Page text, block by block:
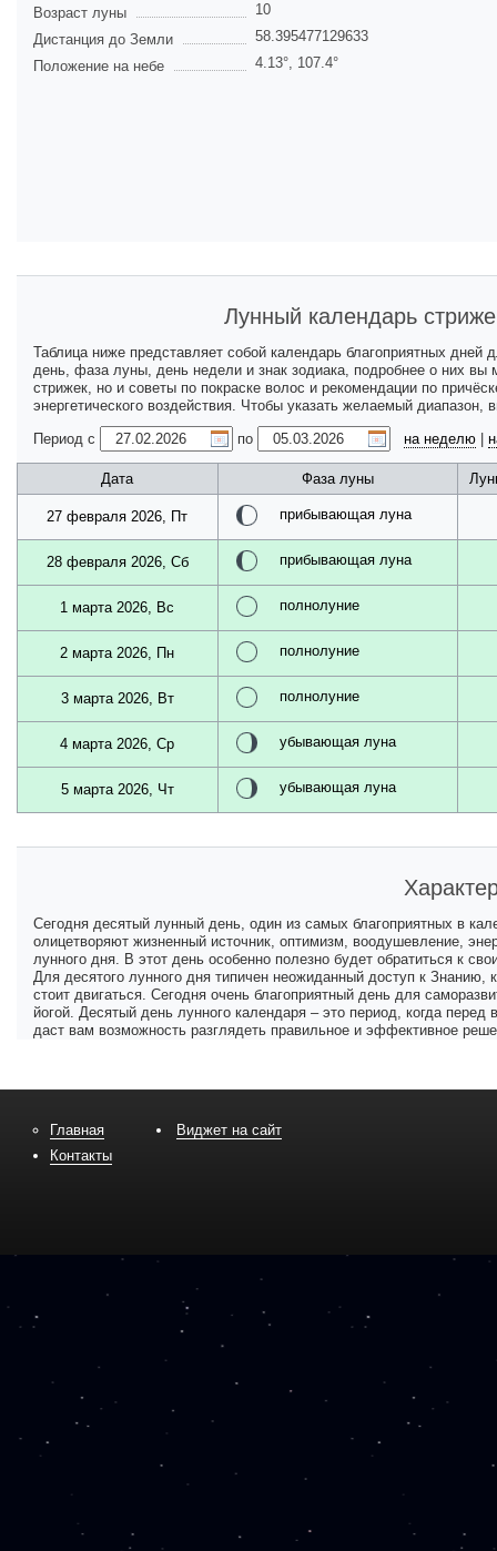
Возраст луны
10
Дистанция до Земли
58.395477129633
Положение на небе
4.13°, 107.4°
Лунный календарь
Таблица ниже представляет собой календарь благоприятных
день, фаза луны, день недели и знак зодиака, подробнее о них вы
стрижек, но и советы по покраске волос и рекомендации по
энергетического воздействия. Чтобы указать желаемый
Период с
по на неделю
Дата Фаза луны
27 февраля 2026, Пт прибывающая луна
28 февраля 2026, Сб прибывающая луна
1 марта 2026, Вс полнолуние
2 марта 2026, Пн полнолуние
3 марта 2026, Вт полнолуние
4 марта 2026, Ср убывающая луна
5 марта 2026, Чт убывающая луна
Сегодня десятый лунный день, один из самых благоприятных в
олицетворяют жизненный источник, оптимизм, воодушевление,
лунного дня. В этот день особенно полезно будет обратиться к
Для десятого лунного дня типичен неожиданный доступ к
стоит двигаться. Сегодня очень благоприятный день для
йогой. Десятый день лунного календаря – это период, когда
даст вам возможность разглядеть правильное и эффективное
Главная
Контакты
Виджет на сайт